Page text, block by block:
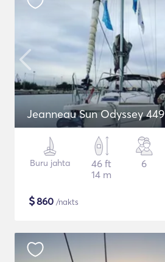
Jeanneau Sun Odyssey 449
Buru jahta
46 ft
14 m
6
$860 /nakts